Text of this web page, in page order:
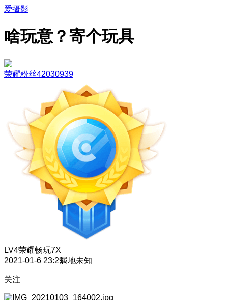
爱摄影
啥玩意？寄个玩具
荣耀粉丝42030939
LV4荣耀畅玩7X
2021-01-6 23:29属地未知
关注